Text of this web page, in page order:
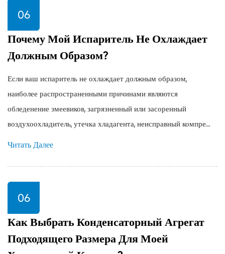
06
Почему Мой Испаритель Не Охлаждает
Должным Образом?
Если ваш испаритель не охлаждает должным образом,
наиболее распространенными причинами являются
обледенение змеевиков, загрязненный или засоренный
воздухоохладитель, утечка хладагента, неисправный компре...
Читать Далее
06
Как Выбрать Конденсаторный Агрегат
Подходящего Размера Для Моей